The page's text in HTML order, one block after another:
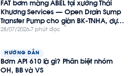
FAT bơm màng ABEL tại xưởng Thái
Khương Services — Open Drain Sump
Transfer Pump cho giàn BK-TNHA, dự
án Thiên Nga – Hải Âu
28/07/2026 7 phút đọc
HƯỚNG DẪN
Bơm API 610 là gì? Phân biệt nhóm
OH, BB và VS